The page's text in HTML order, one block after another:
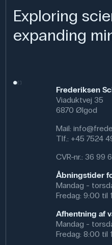
Exploring
expanding
Frederiksen
Viaduktvej 35
6870 Ølgod
Mail:
Tlf.: +45 7524
CVR-nr.: 36 99
Åbningstider
Mandag -
Fredag: 9:00 til
Afhentning af
Mandag -
Fredag: 8:00 til